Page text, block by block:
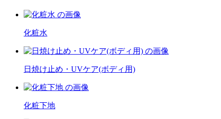
化粧水
日焼け止め・UVケア(ボディ用)
化粧下地